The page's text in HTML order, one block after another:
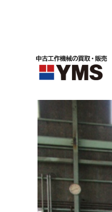
#2立フライス盤